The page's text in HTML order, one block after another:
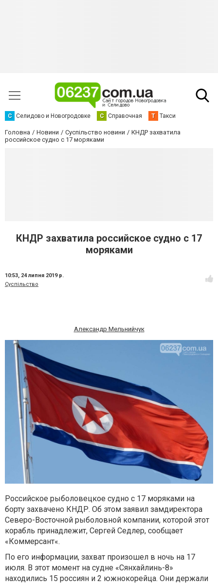
С Селидово и Новогродовке С Справочная Т Такси
Головна Новини Суспільство новини
КНДР захватила
российское судно с 17 моряками
КНДР захватила российское судно с 17
моряками
10:53, 24 липня 2019 р.
Суспільство
Александр Мельнийчук
Российское рыболовецкое судно с 17 моряками на
борту захвачено КНДР. Об этом заявил замдиректора
Северо-Восточной рыболовной компании, которой этот
корабль принадлежит, Сергей Седлер, сообщает
«Коммерсант«.
По его информации, захват произошел в ночь на 17
июля. В этот момент на судне «Сянхайлинь-8»
находились 15 россиян и 2 южнокорейца. Они держали